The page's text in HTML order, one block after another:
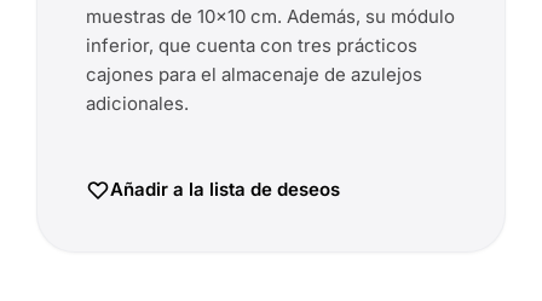
muestras de 10x10 cm. Además, su módulo
inferior, que cuenta con tres prácticos
cajones para el almacenaje de azulejos
adicionales.
Añadir a la lista de deseos